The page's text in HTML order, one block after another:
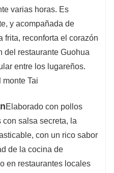
varias horas. Es
y acompañada de
frita, reconforta el corazón
del restaurante Guohua
entre los lugareños.
Elaborado con pollos
con salsa secreta, la
con un rico sabor
de la cocina de
en restaurantes locales